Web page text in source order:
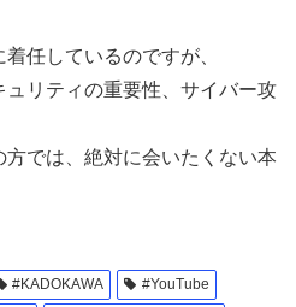
任しているのですが、
リティの重要性、サイバー攻
では、絶対に会いたくない本
#KADOKAWA
#YouTube